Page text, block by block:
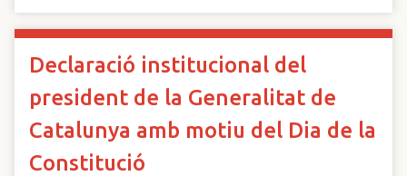
Declaració institucional del
president de la Generalitat de
Catalunya amb motiu del Dia de la
Constitució